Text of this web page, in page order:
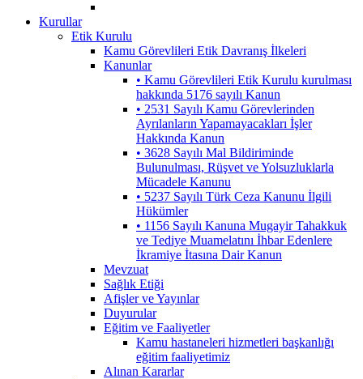
Kurullar
Etik Kurulu
Kamu Görevlileri Etik Davranış İlkeleri
Kanunlar
• Kamu Görevlileri Etik Kurulu kurulması
hakkında 5176 sayılı Kanun
• 2531 Sayılı Kamu Görevlerinden
Ayrılanların Yapamayacakları İşler
Hakkında Kanun
• 3628 Sayılı Mal Bildiriminde
Bulunulması, Rüşvet ve Yolsuzluklarla
Mücadele Kanunu
• 5237 Sayılı Türk Ceza Kanunu İlgili
Hükümler
• 1156 Sayılı Kanuna Mugayir Tahakkuk
ve Tediye Muamelatını İhbar Edenlere
İkramiye İtasına Dair Kanun
Mevzuat
Sağlık Etiği
Afişler ve Yayınlar
Duyurular
Eğitim ve Faaliyetler
Kamu hastaneleri hizmetleri başkanlığı
eğitim faaliyetimiz
Alınan Kararlar